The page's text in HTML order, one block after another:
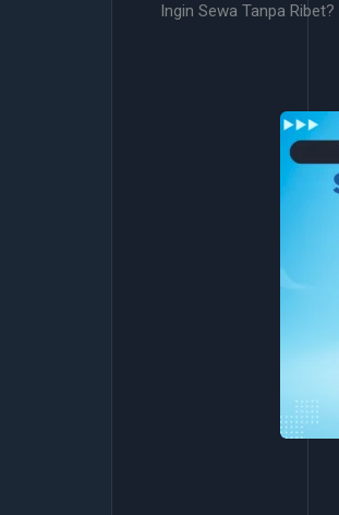
Ingin Sewa Tanpa